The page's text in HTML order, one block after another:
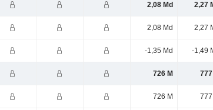
2,08 Md 2,27
2,08 Md 2,27
-1,35 Md -1,49
726 M 777
726 M 777